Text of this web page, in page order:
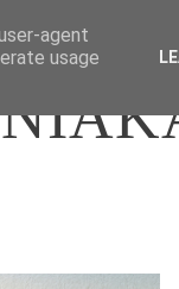
agent
usage